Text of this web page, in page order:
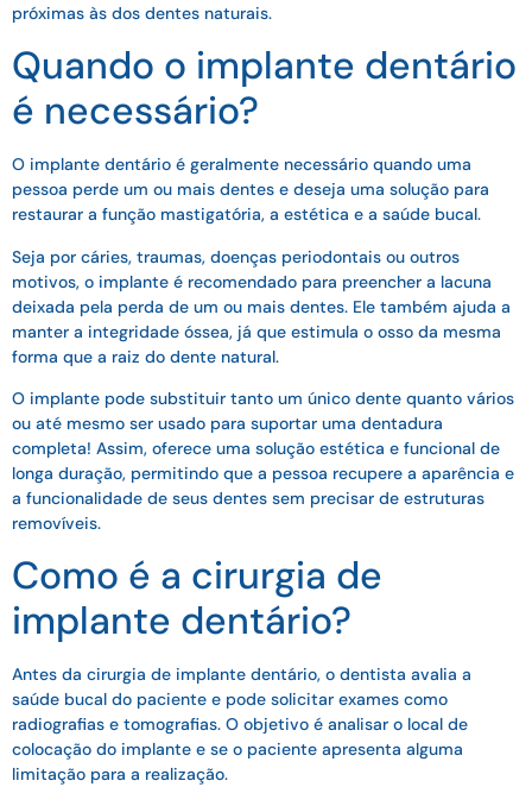
próximas às dos dentes naturais.
Quando o implante dentário
é necessário?
O implante dentário é geralmente necessário quando uma
pessoa perde um ou mais dentes e deseja uma solução para
restaurar a função mastigatória, a estética e a saúde bucal.
Seja por cáries, traumas, doenças periodontais ou outros
motivos, o implante é recomendado para preencher a lacuna
deixada pela perda de um ou mais dentes. Ele também ajuda a
manter a integridade óssea, já que estimula o osso da mesma
forma que a raiz do dente natural.
O implante pode substituir tanto um único dente quanto vários
ou até mesmo ser usado para suportar uma dentadura
completa! Assim, oferece uma solução estética e funcional de
longa duração, permitindo que a pessoa recupere a aparência e
a funcionalidade de seus dentes sem precisar de estruturas
removíveis.
Como é a cirurgia de
implante dentário?
Antes da cirurgia de implante dentário, o dentista avalia a
saúde bucal do paciente e pode solicitar exames como
radiografias e tomografias. O objetivo é analisar o local de
colocação do implante e se o paciente apresenta alguma
limitação para a realização.